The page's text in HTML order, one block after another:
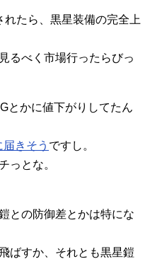
たら、黒星装備の完全上
るべく市場行ったらびっ
とかに値下がりしてたん
きそう ですし。
っとな。
との防御差とかは特にな
ばすか、それとも黒星鎧